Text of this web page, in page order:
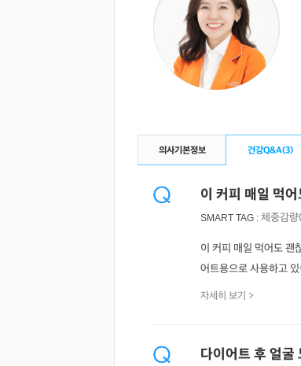
의사기본정보 건강Q&A(3)
이 커피 매일 먹
SMART TAG : 체중감
이 커피 매일 먹어도 괜
어트용으로 사용하고
자세히 보기 >
다이어트 후 얼굴